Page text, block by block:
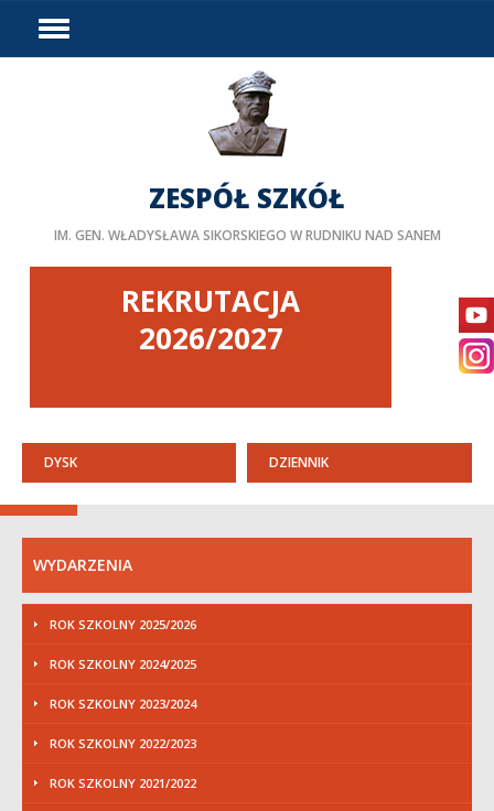
HOME
LINKI
ZESPÓŁ SZKÓŁ
IM. GEN. WŁADYSŁAWA SIKORSKIEGO W RUDNIKU NAD SANEM
REKRUTACJA
2026/2027
DYSK DZIENNIK
WYDARZENIA
ROK SZKOLNY 2025/2026
ROK SZKOLNY 2024/2025
ROK SZKOLNY 2023/2024
ROK SZKOLNY 2022/2023
ROK SZKOLNY 2021/2022